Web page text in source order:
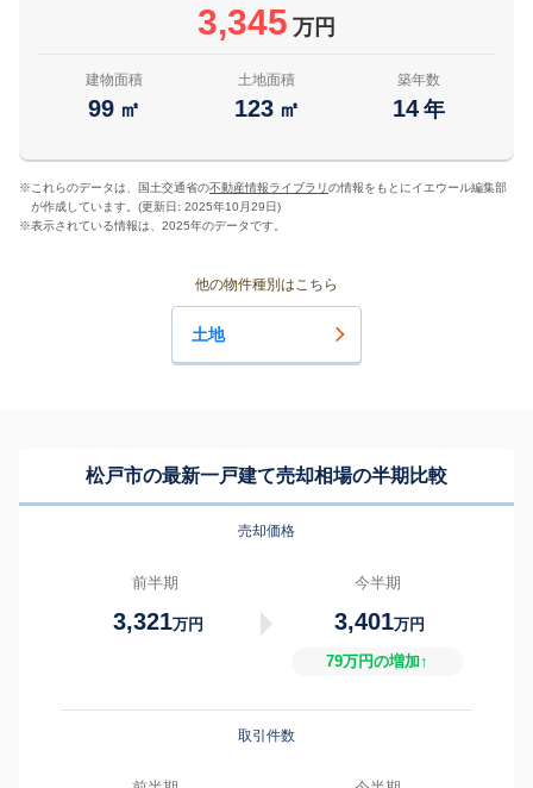
3,345 万円
建物面積
99 ㎡
土地面積
123 ㎡
築年数
14 年
※ これらのデータは、国土交通省の不動産情報ライブラリの情報をもとにイエウール編集部
が作成しています。(更新日: 2025年10月29日)
※表示されている情報は、2025年のデータです。
他の物件種別はこちら
土地
松戸市の最新一戸建て売却相場の半期比較
売却価格
前半期
3,321万円
今半期
3,401万円
79万円の増加↑
取引件数